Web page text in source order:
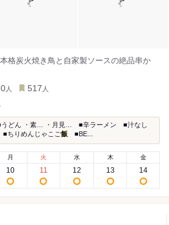
格炭火焼き鳥と自家製ソースの絶品串か
人 517 人
うどん ・素… ・月見… ■辛ラーメン ■汁なし
ちりめんじゃこご飯 ■BE...
月
10
火
11
水
12
木
13
金
14